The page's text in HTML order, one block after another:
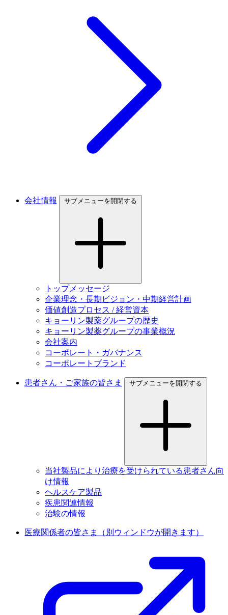
会社情報 サブメニューを開閉する
トップメッセージ
企業理念・長期ビジョン・中期経営計画
価値創造プロセス / 経営資本
キョーリン製薬グループの歴史
キョーリン製薬グループの事業概況
会社案内
コーポレート・ガバナンス
コーポレートブランド
患者さん・ご家族の皆さま サブメニューを開閉する
当社製品により治療を受けられている患者さん向
け情報
ヘルスケア製品
疾患関連情報
治験の情報
医療関係者の皆さま （別ウィンドウが開きます）